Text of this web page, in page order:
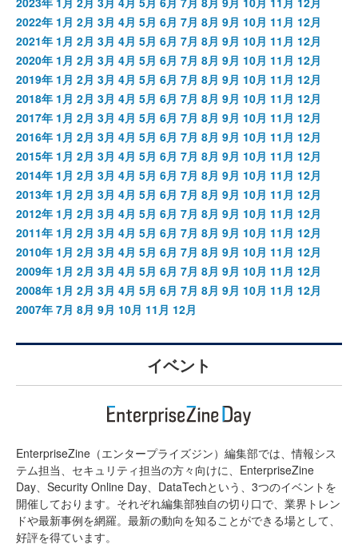
2022年 1月 2月 3月 4月 5月 6月 7月 8月 9月 10月 11月 12月
2021年 1月 2月 3月 4月 5月 6月 7月 8月 9月 10月 11月 12月
2020年 1月 2月 3月 4月 5月 6月 7月 8月 9月 10月 11月 12月
2019年 1月 2月 3月 4月 5月 6月 7月 8月 9月 10月 11月 12月
2018年 1月 2月 3月 4月 5月 6月 7月 8月 9月 10月 11月 12月
2017年 1月 2月 3月 4月 5月 6月 7月 8月 9月 10月 11月 12月
2016年 1月 2月 3月 4月 5月 6月 7月 8月 9月 10月 11月 12月
2015年 1月 2月 3月 4月 5月 6月 7月 8月 9月 10月 11月 12月
2014年 1月 2月 3月 4月 5月 6月 7月 8月 9月 10月 11月 12月
2013年 1月 2月 3月 4月 5月 6月 7月 8月 9月 10月 11月 12月
2012年 1月 2月 3月 4月 5月 6月 7月 8月 9月 10月 11月 12月
2011年 1月 2月 3月 4月 5月 6月 7月 8月 9月 10月 11月 12月
2010年 1月 2月 3月 4月 5月 6月 7月 8月 9月 10月 11月 12月
2009年 1月 2月 3月 4月 5月 6月 7月 8月 9月 10月 11月 12月
2008年 1月 2月 3月 4月 5月 6月 7月 8月 9月 10月 11月 12月
2007年 7月 8月 9月 10月 11月 12月
イベント
EnterpriseZine（エンタープライズジン）編集部では、情報シス
テム担当、セキュリティ担当の方々向けに、EnterpriseZine
Day、Security Online Day、DataTechという、3つのイベントを
開催しております。それぞれ編集部独自の切り口で、業界トレン
ドや最新事例を網羅。最新の動向を知ることができる場として、
好評を得ています。